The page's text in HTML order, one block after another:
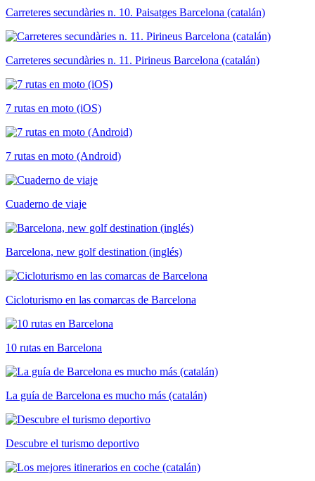
Carreteres secundàries n. 10. Paisatges Barcelona (catalán)
Carreteres secundàries n. 11. Pirineus Barcelona (catalán)
7 rutas en moto (iOS)
7 rutas en moto (Android)
Cuaderno de viaje
Barcelona, new golf destination (inglés)
Cicloturismo en las comarcas de Barcelona
10 rutas en Barcelona
La guía de Barcelona es mucho más (catalán)
Descubre el turismo deportivo